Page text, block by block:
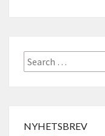
Search
for:
NYHETSBREV